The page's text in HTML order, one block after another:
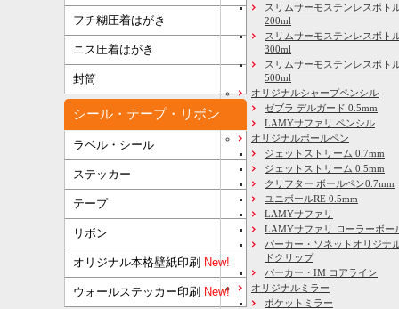
フチ糊圧着はがき
ニス圧着はがき
封筒
シール・テープ・リボン
ラベル・シール
ステッカー
テープ
リボン
オリジナル本格壁紙印刷 New!
ウォールステッカー印刷 New!
スリムサーモステンレスボト
200ml
スリムサーモステンレスボト
300ml
スリムサーモステンレスボト
500ml
オリジナルシャープペンシル
ゼブラ デルガード 0.5mm
LAMYサファリ ペンシル
オリジナルボールペン
ジェットストリーム 0.7mm
ジェットストリーム 0.5mm
クリフター ボールペン0.7mm
ユニボールRE 0.5mm
LAMYサファリ
LAMYサファリ ローラーボー
パーカー・ソネットオリジナ
ドクリップ
パーカー・IM コアライン
オリジナルミラー
ポケットミラー